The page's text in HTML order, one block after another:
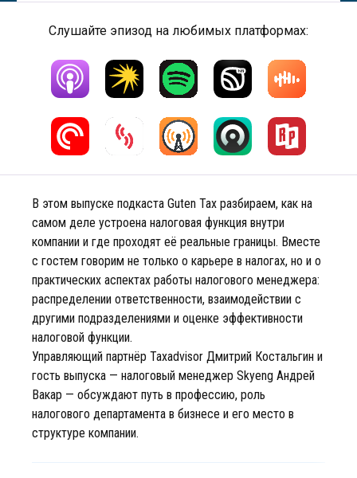
Слушайте эпизод на любимых платформах:
В этом выпуске подкаста Guten Tax разбираем, как на
самом деле устроена налоговая функция внутри
компании и где проходят её реальные границы. Вместе
с гостем говорим не только о карьере в налогах, но и о
практических аспектах работы налогового менеджера:
распределении ответственности, взаимодействии с
другими подразделениями и оценке эффективности
налоговой функции.
Управляющий партнёр Taxadvisor Дмитрий Костальгин и
гость выпуска — налоговый менеджер Skyeng Андрей
Вакар — обсуждают путь в профессию, роль
налогового департамента в бизнесе и его место в
структуре компании.